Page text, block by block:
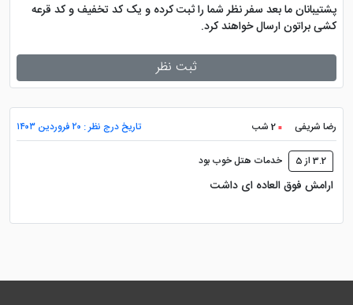
پشتیبانان ما بعد سفر نظر شما را ثبت کرده و یک کد تخفیف و کد قرعه
کشی براتون ارسال خواهند کرد.
ثبت نظر
رضا شریفی 2 شب تاریخ درج نظر : ۲۰ فروردین ۱۴۰۳
3.2 از 5 خدمات هتل خوب بود
ارامش فوق العاده ای داشت